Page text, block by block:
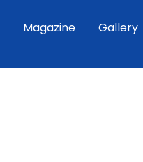
Magazine Gallery